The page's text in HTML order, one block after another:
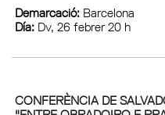
Demarcació: Barcelona
Día: Dv, 26 febrer 20 h
CONFERÈNCIA DE